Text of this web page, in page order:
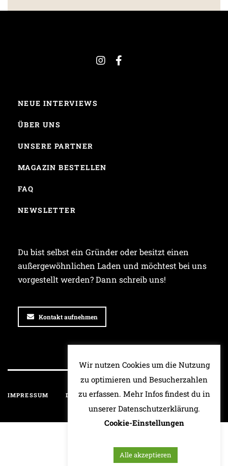
NEUE INTERVIEWS
ÜBER UNS
UNSERE PARTNER
MAGAZIN BESTELLEN
FAQ
NEWSLETTER
Du bist selbst ein Gründer oder besitzt einen
außergewöhnlichen Laden und möchtest bei uns
vorgestellt werden? Dann schreib uns!
Kontakt aufnehmen
IMPRESSUM DATENSCHUTZ HAFTUNGSAUSSCHLUSS
Wir nutzen Cookies um die Nutzung
zu optimieren und Besucherzahlen
zu erfassen. Mehr Infos findest du in
unserer Datenschutzerklärung.
Cookie-Einstellungen
Alle akzeptieren